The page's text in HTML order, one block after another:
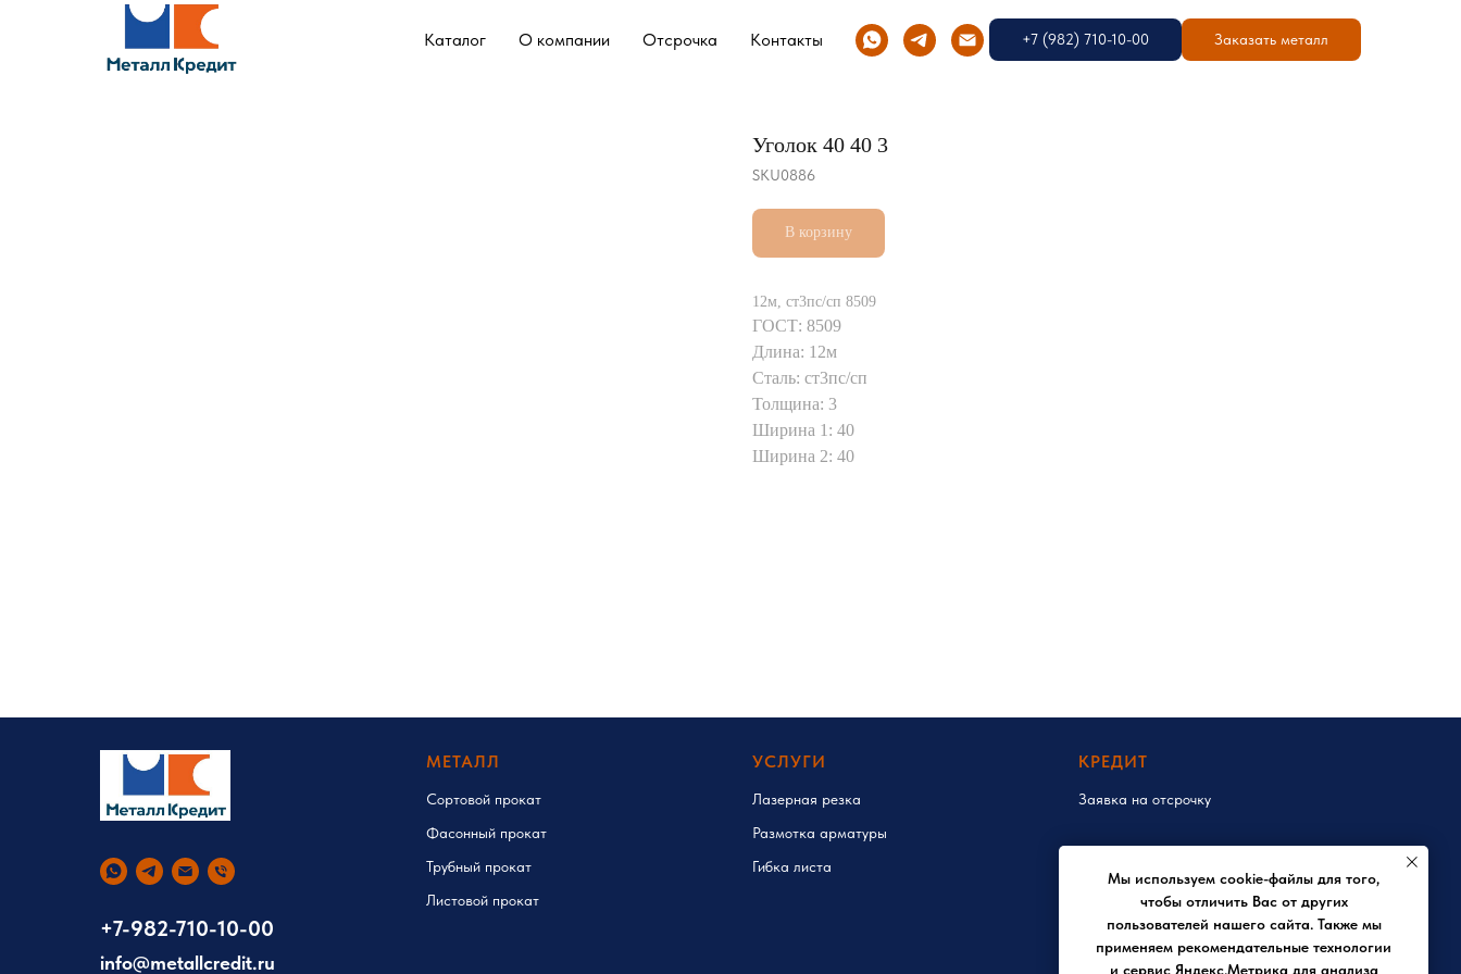
Каталог О компании Отсрочка Контакты +7 (982) 710-10-00 Заказать металл
Уголок 40 40 3
SKU0886
В корзину
12м, ст3пс/сп 8509
ГОСТ: 8509
Длина: 12м
Сталь: ст3пс/сп
Толщина: 3
Ширина 1: 40
Ширина 2: 40
+7-982-710-10-00
info@metallcredit.ru
МЕТАЛЛ
Сортовой прокат
Фасонный прокат
Трубный прокат
Листовой прокат
УСЛУГИ
Лазерная резка
Размотка арматуры
Гибка листа
КРЕДИТ
Заявка на отсрочку
Мы используем cookie-файлы для того,
чтобы отличить Вас от других
пользователей нашего сайта. Также мы
применяем рекомендательные технологии
и сервис Яндекс.Метрика для анализа